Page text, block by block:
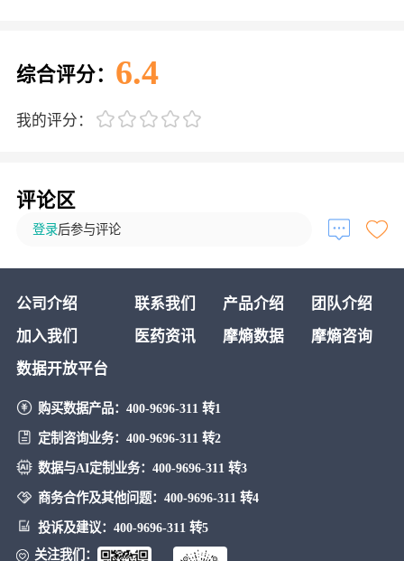
综合评分： 6.4
我的评分：
评论区
登录后参与评论
公司介绍 联系我们 产品介绍
团队介绍
加入我们
医药资讯 摩熵数据
摩熵咨询
数据开放平台
购买数据产品： 400-9696-311 转1
定制咨询业务： 400-9696-311 转2
数据与AI定制业务： 400-9696-311 转3
商务合作及其他问题： 400-9696-311 转4
投诉及建议： 400-9696-311 转5
关注我们：